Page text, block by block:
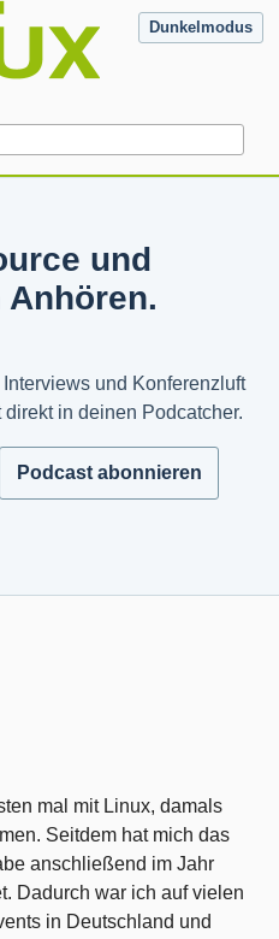
Dunkelmodus
und
und Konferenzluft
in deinen Podcatcher.
Podcast abonnieren
mal mit Linux, damals
Seitdem hat mich das
anschließend im Jahr
Dadurch war ich auf vielen
in Deutschland und